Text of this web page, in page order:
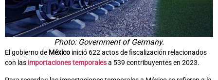
Photo: Government of Germany.
El gobierno de México inició 622 actos de fiscalización relacionados
con las importaciones temporalesa 539 contribuyentes en 2023.